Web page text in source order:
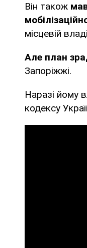
Він також
місцевій
Але план
Запоріжжі.
Наразі йому
кодексу